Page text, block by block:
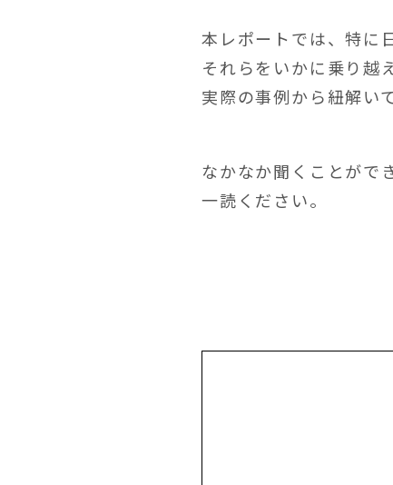
本レポートでは、特に
それらをいかに乗り越
実際の事例から紐解い
なかなか聞くことがで
一読ください。